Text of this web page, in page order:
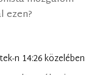
ezen?
n 14:26 közelében